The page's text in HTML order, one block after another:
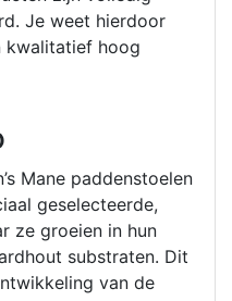
Je weet hierdoor
kwalitatief hoog
Mane paddenstoelen
geselecteerde,
ze groeien in hun
substraten. Dit
van de